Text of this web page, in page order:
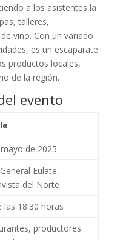
a los asistentes la
talleres,
vino. Con un variado
es un escaparate
productos locales,
de la región.
evento
de 2025
Eulate,
del Norte
las 18:30 horas
productores